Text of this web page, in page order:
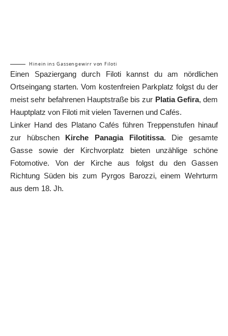
Hinein ins Gassengewirr von Filoti
Einen Spaziergang durch Filoti kannst du am nördlichen
Ortseingang starten. Vom kostenfreien Parkplatz folgst du der
meist sehr befahrenen Hauptstraße bis zur Platia Gefira, dem
Hauptplatz von Filoti mit vielen Tavernen und Cafés.
Linker Hand des Platano Cafés führen Treppenstufen hinauf
zur hübschen Kirche Panagia Filotitissa. Die gesamte
Gasse sowie der Kirchvorplatz bieten unzählige schöne
Fotomotive. Von der Kirche aus folgst du den Gassen
Richtung Süden bis zum Pyrgos Barozzi, einem Wehrturm
aus dem 18. Jh.